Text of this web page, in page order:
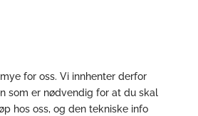
for oss. Vi innhenter derfor
som er nødvendig for at du skal
hos oss, og den tekniske info